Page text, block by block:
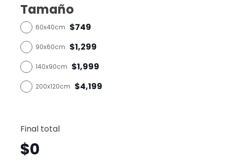
Tamaño
60x40cm $749
90x60cm $1,299
140x90cm $1,999
200x120cm $4,199
Final total
$0